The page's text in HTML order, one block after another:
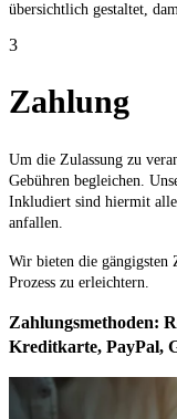
übersichtlich gestaltet,
3
Zahlung
Um die Zulassung zu
Gebühren begleichen.
Inkludiert sind hiermit
anfallen.
Wir bieten die gängigsten
Prozess zu erleichtern.
Zahlungsmethoden:
Kreditkarte, PayPal,